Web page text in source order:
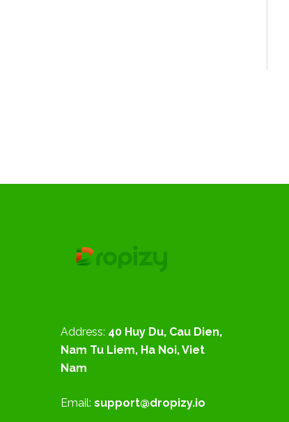
Address: 40 Huy Du, Cau Dien,
Nam Tu Liem, Ha Noi, Viet
Nam
Email: support@dropizy.io